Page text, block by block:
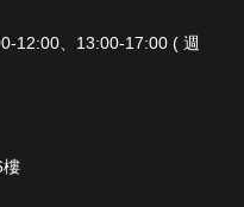
12:00、13:00-17:00 ( 週
樓